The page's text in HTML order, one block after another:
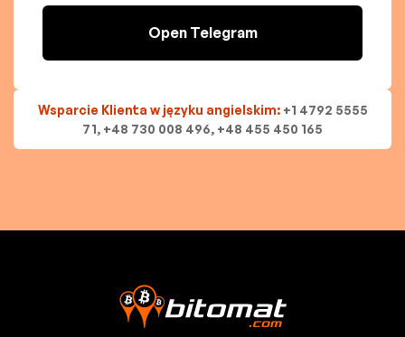
Open Telegram
Wsparcie Klienta w języku angielskim: +1 4792 5555
71, +48 730 008 496, +48 455 450 165